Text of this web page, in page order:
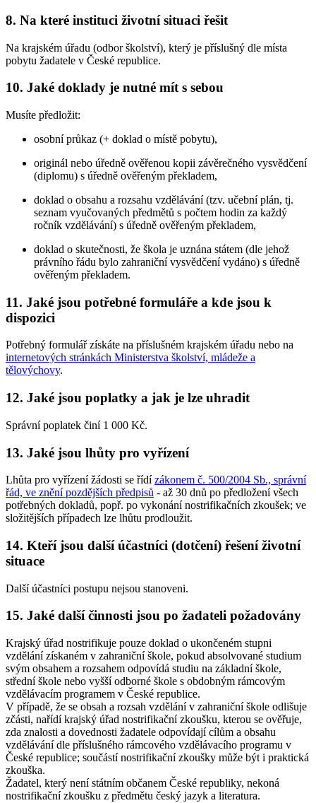
8. Na které instituci životní situaci řešit
Na krajském úřadu (odbor školství), který je příslušný dle místa
pobytu žadatele v České republice.
10. Jaké doklady je nutné mít s sebou
Musíte předložit:
osobní průkaz (+ doklad o místě pobytu),
originál nebo úředně ověřenou kopii závěrečného vysvědčení
(diplomu) s úředně ověřeným překladem,
doklad o obsahu a rozsahu vzdělávání (tzv. učební plán, tj.
seznam vyučovaných předmětů s počtem hodin za každý
ročník vzdělávání) s úředně ověřeným překladem,
doklad o skutečnosti, že škola je uznána státem (dle jehož
právního řádu bylo zahraniční vysvědčení vydáno) s úředně
ověřeným překladem.
11. Jaké jsou potřebné formuláře a kde jsou k
dispozici
Potřebný formulář získáte na příslušném krajském úřadu nebo na
internetových stránkách Ministerstva školství, mládeže a
tělovýchovy.
12. Jaké jsou poplatky a jak je lze uhradit
Správní poplatek činí 1 000 Kč.
13. Jaké jsou lhůty pro vyřízení
Lhůta pro vyřízení žádosti se řídízákonem č. 500/2004 Sb., správní
řád, ve znění pozdějších předpisů - až 30 dnů po předložení všech
potřebných dokladů, popř. po vykonání nostrifikačních zkoušek; ve
složitějších případech lze lhůtu prodloužit.
14. Kteří jsou další účastníci (dotčení) řešení životní
situace
Další účastníci postupu nejsou stanoveni.
15. Jaké další činnosti jsou po žadateli požadovány
Krajský úřad nostrifikuje pouze doklad o ukončeném stupni
vzdělání získaném v zahraniční škole, pokud absolvované studium
svým obsahem a rozsahem odpovídá studiu na základní škole,
střední škole nebo vyšší odborné škole s obdobným rámcovým
vzdělávacím programem v České republice.
V případě, že se obsah a rozsah vzdělání v zahraniční škole odlišuje
zčásti, nařídí krajský úřad nostrifikační zkoušku, kterou se ověřuje,
zda znalosti a dovednosti žadatele odpovídají cílům a obsahu
vzdělávání dle příslušného rámcového vzdělávacího programu v
České republice; součástí nostrifikační zkoušky může být i praktická
zkouška.
Žadatel, který není státním občanem České republiky, nekoná
nostrifikační zkoušku z předmětu český jazyk a literatura.